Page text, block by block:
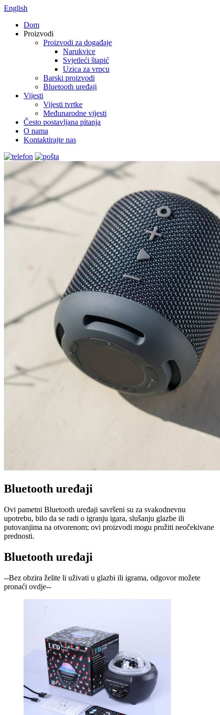
English
Dom
Proizvodi
Proizvodi za događaje
Narukvice
Svjetleći štapić
Uzica za vrpcu
Barski proizvodi
Bluetooth uređaji
Vijesti
Vijesti tvrtke
Međunarodne vijesti
Često postavljana pitanja
O nama
Kontaktirajte nas
Bluetooth uređaji
Ovi pametni Bluetooth uređaji savršeni su za svakodnevnu
upotrebu, bilo da se radi o igranju igara, slušanju glazbe ili
putovanjima na otvorenom; ovi proizvodi mogu pružiti neočekivane
prednosti.
Bluetooth uređaji
--Bez obzira želite li uživati ​​u glazbi ili igrama, odgovor možete
pronaći ovdje--